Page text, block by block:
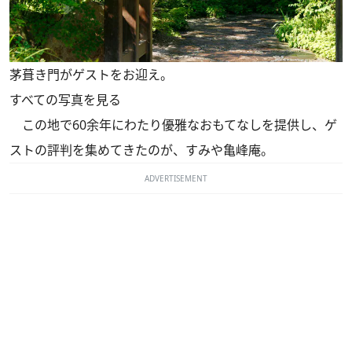
茅葺き門がゲストをお迎え。
すべての写真を見る
この地で60余年にわたり優雅なおもてなしを提供し、ゲ
ストの評判を集めてきたのが、すみや亀峰庵。
ADVERTISEMENT